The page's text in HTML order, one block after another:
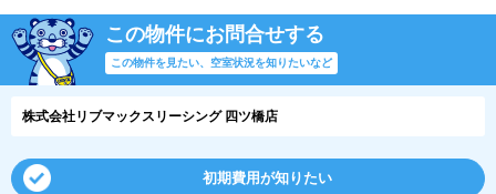
この物件にお問合せする
この物件を見たい、空室状況を知りたいなど
株式会社リブマックスリーシング 四ツ橋店
初期費用が知りたい